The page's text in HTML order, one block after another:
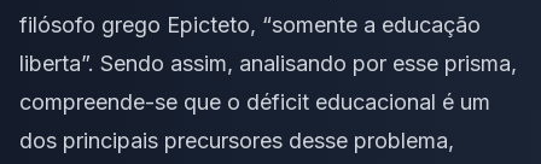
filósofo grego Epicteto, “somente a educação
liberta”. Sendo assim, analisando por esse prisma,
compreende-se que o déficit educacional é um
dos principais precursores desse problema,